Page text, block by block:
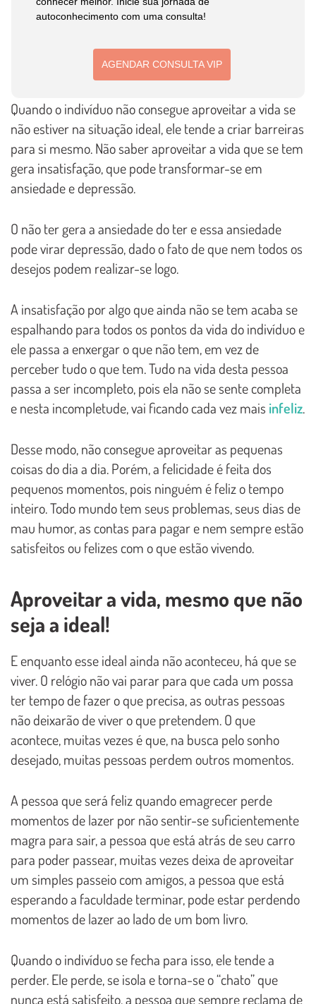
autoconhecimento com uma consulta!
AGENDAR CONSULTA VIP
Quando o indivíduo não consegue aproveitar a vida se
não estiver na situação ideal, ele tende a criar barreiras
para si mesmo. Não saber aproveitar a vida que se tem
gera insatisfação, que pode transformar-se em
ansiedade e depressão.
O não ter gera a ansiedade do ter e essa ansiedade
pode virar depressão, dado o fato de que nem todos os
desejos podem realizar-se logo.
A insatisfação por algo que ainda não se tem acaba se
espalhando para todos os pontos da vida do indivíduo e
ele passa a enxergar o que não tem, em vez de
perceber tudo o que tem. Tudo na vida desta pessoa
passa a ser incompleto, pois ela não se sente completa
e nesta incompletude, vai ficando cada vez mais infeliz.
Desse modo, não consegue aproveitar as pequenas
coisas do dia a dia. Porém, a felicidade é feita dos
pequenos momentos, pois ninguém é feliz o tempo
inteiro. Todo mundo tem seus problemas, seus dias de
mau humor, as contas para pagar e nem sempre estão
satisfeitos ou felizes com o que estão vivendo.
Aproveitar a vida, mesmo que não
seja a ideal!
E enquanto esse ideal ainda não aconteceu, há que se
viver. O relógio não vai parar para que cada um possa
ter tempo de fazer o que precisa, as outras pessoas
não deixarão de viver o que pretendem. O que
acontece, muitas vezes é que, na busca pelo sonho
desejado, muitas pessoas perdem outros momentos.
A pessoa que será feliz quando emagrecer perde
momentos de lazer por não sentir-se suficientemente
magra para sair, a pessoa que está atrás de seu carro
para poder passear, muitas vezes deixa de aproveitar
um simples passeio com amigos, a pessoa que está
esperando a faculdade terminar, pode estar perdendo
momentos de lazer ao lado de um bom livro.
Quando o indivíduo se fecha para isso, ele tende a
perder. Ele perde, se isola e torna-se o “chato” que
nunca está satisfeito, a pessoa que sempre reclama de